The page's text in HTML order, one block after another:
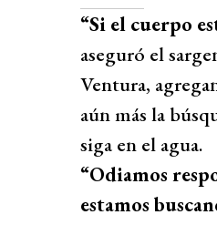
“Si el cuerpo
aseguró el
Ventura,
aún más la
siga en el agua.
“Odiamos
estamos